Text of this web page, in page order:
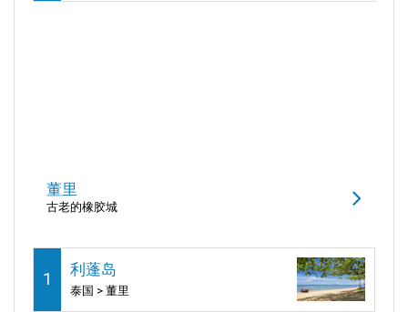
董里
古老的橡胶城
1
利蓬岛
泰国 > 董里